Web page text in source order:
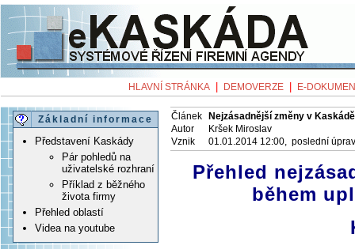
HLAVNÍ STRÁNKA DEMOVERZE E-
Základní informace
Představení Kaskády
Pár pohledů na
uživatelské rozhraní
Příklad z běžného
života firmy
Přehled oblastí
Videa na youtube
Článek
Nejzásadnější změny v
Autor
Kršek Miroslav
Vznik
01.01.2014 12:00, poslední
Přehled
během